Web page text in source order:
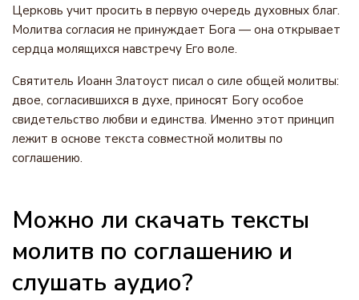
Церковь учит просить в первую очередь духовных благ.
Молитва согласия не принуждает Бога — она открывает
сердца молящихся навстречу Его воле.
Святитель Иоанн Златоуст писал о силе общей молитвы:
двое, согласившихся в духе, приносят Богу особое
свидетельство любви и единства. Именно этот принцип
лежит в основе текста совместной молитвы по
соглашению.
Можно ли скачать тексты
молитв по соглашению и
слушать аудио?